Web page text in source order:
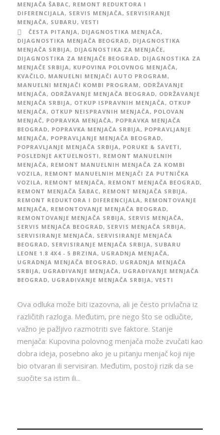
MENJAČA ŠABAC, REMONT REDUKTORA I
DIFERENCIJALA, SERVIS MENJAČA, SERVISIRANJE
MENJAČA, SUBARU, VESTI
ČESTA PITANJA, DIJAGNOSTIKA MENJAČA,
DIJAGNOSTIKA MENJAČA BEOGRAD, DIJAGNOSTIKA
MENJAČA SRBIJA, DIJAGNOSTIKA ZA MENJAČE,
DIJAGNOSTIKA ZA MENJAČE BEOGRAD, DIJAGNOSTIKA ZA
MENJAČE SRBIJA, KUPOVINA POLOVNOG MENJAČA,
KVAČILO, MANUELNI MENJAČI AUTO PROGRAM,
MANUELNI MENJAČI KOMBI PROGRAM, ODRŽAVANJE
MENJAČA, ODRŽAVANJE MENJAČA BEOGRAD, ODRŽAVANJE
MENJAČA SRBIJA, OTKUP ISPRAVNIH MENJAČA, OTKUP
MENJAČA, OTKUP NEISPRAVNIH MENJAČA, POLOVAN
MENJAČ, POPRAVKA MENJAČA, POPRAVKA MENJAČA
BEOGRAD, POPRAVKA MENJAČA SRBIJA, POPRAVLJANJE
MENJAČA, POPRAVLJANJE MENJAČA BEOGRAD,
POPRAVLJANJE MENJAČA SRBIJA, PORUKE & SAVETI,
POSLEDNJE AKTUELNOSTI, REMONT MANUELNIH
MENJAČA, REMONT MANUELNIH MENJAČA ZA KOMBI
VOZILA, REMONT MANUELNIH MENJAČI ZA PUTNIČKA
VOZILA, REMONT MENJAČA, REMONT MENJAČA BEOGRAD,
REMONT MENJAČA ŠABAC, REMONT MENJAČA SRBIJA,
REMONT REDUKTORA I DIFERENCIJALA, REMONTOVANJE
MENJAČA, REMONTOVANJE MENJAČA BEOGRAD,
REMONTOVANJE MENJAČA SRBIJA, SERVIS MENJAČA,
SERVIS MENJAČA BEOGRAD, SERVIS MENJAČA SRBIJA,
SERVISIRANJE MENJAČA, SERVISIRANJE MENJAČA
BEOGRAD, SERVISIRANJE MENJAČA SRBIJA, SUBARU
LEONE 1.8 4X4 - 5 BRZINA, UGRADNJA MENJAČA,
UGRADNJA MENJAČA BEOGRAD, UGRADNJA MENJAČA
SRBIJA, UGRAĐIVANJE MENJAČA, UGRAĐIVANJE MENJAČA
BEOGRAD, UGRAĐIVANJE MENJAČA SRBIJA, VESTI
Ova odluka može biti izazovna, ali je često privlačna iz
različitih razloga. Međutim, pre nego što se odlučite,
važno je pažljivo razmotriti sve faktore. Stanje
menjača: Kupovina polovnog menjača može zvučati kao
dobra ideja, posebno ako je u pitanju menjač koji nije
bio otvaran ili servisiran. Međutim, postoji rizik da se
suočite sa istim ili...